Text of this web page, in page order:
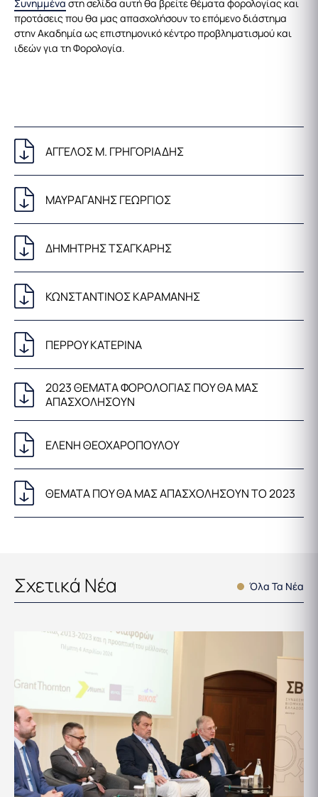
Συνημμένα στη σελίδα αυτή θα βρείτε θέματα φορολογίας και
προτάσεις που θα μας απασχολήσουν το επόμενο διάστημα
στην Ακαδημία ως επιστημονικό κέντρο προβληματισμού και
ιδεών για τη Φορολογία.
ΑΓΓΕΛΟΣ Μ. ΓΡΗΓΟΡΙΑΔΗΣ
ΜΑΥΡΑΓΑΝΗΣ ΓΕΩΡΓΙΟΣ
ΔΗΜΗΤΡΗΣ ΤΣΑΓΚΑΡΗΣ
ΚΩΝΣΤΑΝΤΙΝΟΣ ΚΑΡΑΜΑΝΗΣ
ΠΕΡΡΟΥ ΚΑΤΕΡΙΝΑ
2023 ΘΕΜΑΤΑ ΦΟΡΟΛΟΓΙΑΣ ΠΟΥ ΘΑ ΜΑΣ
ΑΠΑΣΧΟΛΗΣΟΥΝ
ΕΛΕΝΗ ΘΕΟΧΑΡΟΠΟΥΛΟΥ
ΘΕΜΑΤΑ ΠΟΥ ΘΑ ΜΑΣ ΑΠΑΣΧΟΛΗΣΟΥΝ ΤΟ 2023
Σχετικά Νέα Όλα Τα Νέα